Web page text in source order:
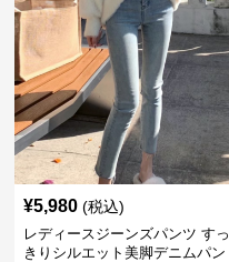
¥5,980 (税込)
レディースジーンズパンツ すっ
きりシルエット美脚デニムパン